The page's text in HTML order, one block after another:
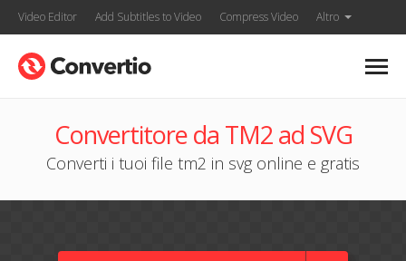
Video Editor Add Subtitles to Video Compress Video Altro
Convertitore da TM2 ad SVG
Converti i tuoi file tm2 in svg online e gratis